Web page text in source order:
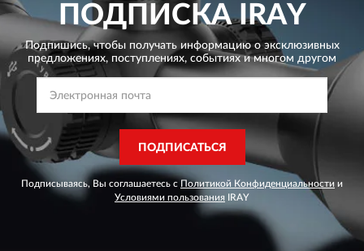
ПОДПИСКАIRAY
Подпишись, чтобы получать информацию о эксклюзивных
предложениях, поступлениях, событиях и многом другом
ПОДПИСАТЬСЯ
Подписываясь, Вы соглашаетесь с Политикой Конфиденциальности и
Условиями пользования IRAY